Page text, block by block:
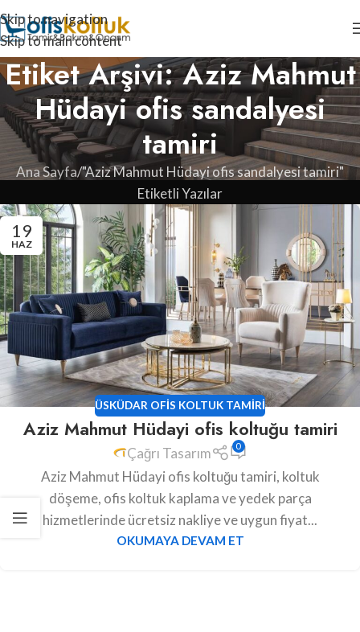
Skip to navigation
Skip to main content
Etiket Arşivi: Aziz Mahmut
Hüdayi ofis sandalyesi
tamiri
Ana Sayfa "Aziz Mahmut Hüdayi ofis sandalyesi tamiri"
Etiketli Yazılar
19
HAZ
ÜSKÜDAR OFIS KOLTUK TAMIRI
Aziz Mahmut Hüdayi ofis koltuğu tamiri
Çağrı Tasarım 0
Aziz Mahmut Hüdayi ofis koltuğu tamiri, koltuk
döşeme, ofis koltuk kaplama ve yedek parça
hizmetlerinde ücretsiz nakliye ve uygun fiyat...
OKUMAYA DEVAM ET